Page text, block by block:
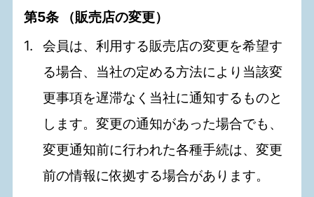
第5条 （販売店の変更）
会員は、利用する販売店の変更を希望す
る場合、当社の定める方法により当該変
更事項を遅滞なく当社に通知するものと
します。変更の通知があった場合でも、
変更通知前に行われた各種手続は、変更
前の情報に依拠する場合があります。